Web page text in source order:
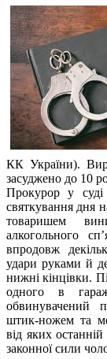
КК України).
засуджено до 10
Прокурор у
святкування дня
товаришем
алкогольного
впродовж
удари руками й
нижні кінцівки.
одного в
обвинувачений
штик-ножем та
від яких
законної сили